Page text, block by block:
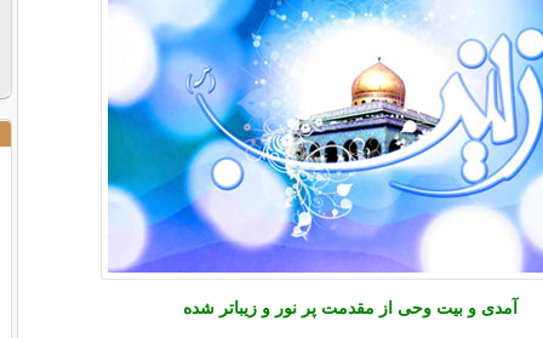
آمدی و بیت وحی از مقدمت پر نور و زیباتر شده